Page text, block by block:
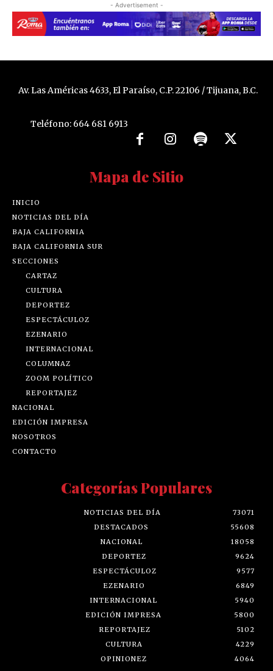
- Advertisement -
Av. Las Américas 4633, El Paraíso, C.P. 22106 / Tijuana, B.C.
Teléfono: 664 681 6913
Mapa de Sitio
INICIO
NOTICIAS DEL DÍA
BAJA CALIFORNIA
BAJA CALIFORNIA SUR
SECCIONES
CARTAZ
CULTURA
DEPORTEZ
ESPECTÁCULOZ
EZENARIO
INTERNACIONAL
COLUMNAZ
ZOOM POLÍTICO
REPORTAJEZ
NACIONAL
EDICIÓN IMPRESA
NOSOTROS
CONTACTO
Categorías Populares
NOTICIAS DEL DÍA
73071
DESTACADOS
55608
NACIONAL
18058
DEPORTEZ
9624
ESPECTÁCULOZ
9577
EZENARIO
6849
INTERNACIONAL
5940
EDICIÓN IMPRESA
5800
REPORTAJEZ
5102
CULTURA
4229
OPINIONEZ
4064